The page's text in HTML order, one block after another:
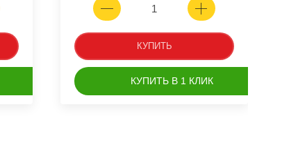
КУПИТЬ
КУПИТЬ В 1 КЛИК